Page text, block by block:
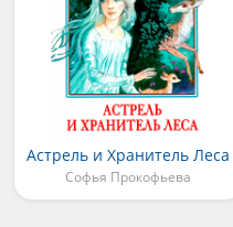
Астрель и Хранитель Леса
Софья Прокофьева